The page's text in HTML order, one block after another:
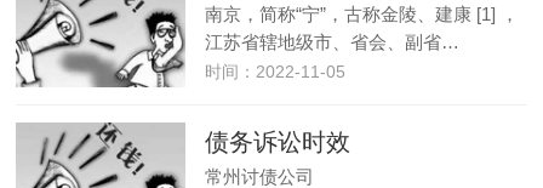
南京，简称“宁”，古称金陵、建康 [1] ，
江苏省辖地级市、省会、副省…
时间：2022-11-05
债务诉讼时效
常州讨债公司